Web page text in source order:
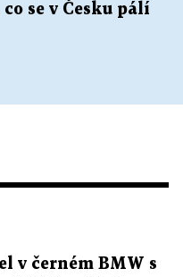
se v Česku pálí
v černém BMW s